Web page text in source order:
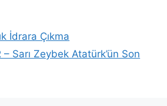
İdrara Çıkma
– Sarı Zeybek Atatürk’ün Son